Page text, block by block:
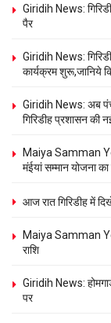
Giridih News:
पैर
Giridih News:
कार्यक्रम शुरू,जानिये
Giridih News: अब
गिरिडीह प्रशासन की
Maiya Samman
मंईयां सम्मान योजना
आज रात गिरिडीह में
Maiya Samman
राशि
Giridih News:
पर